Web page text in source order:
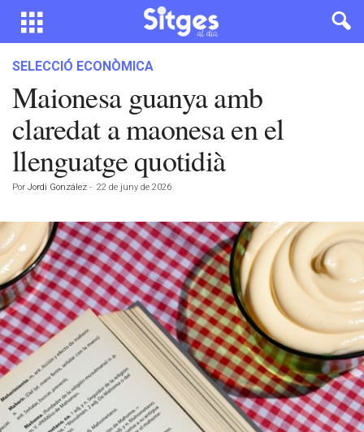
SELECCIÓ ECONÒMICA
Maionesa guanya amb
claredat a maonesa en el
llenguatge quotidià
Por Jordi González - 22 de juny de 2026